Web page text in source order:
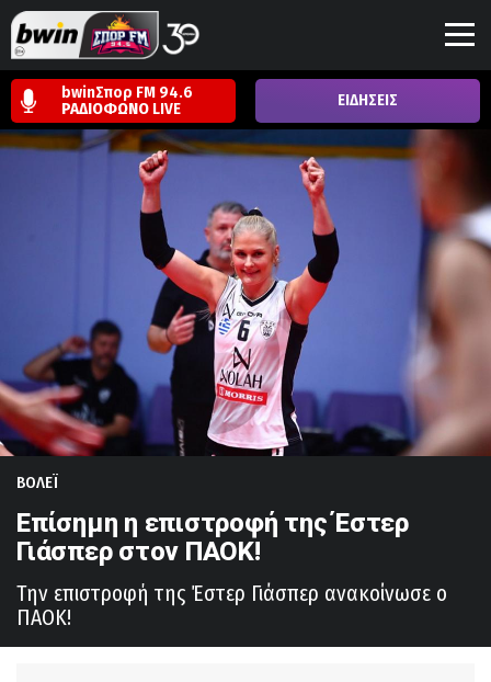
bwinΣπορ FM 94.6
ΡΑΔΙΟΦΩΝΟ LIVE ΕΙΔΗΣΕΙΣ
ΒΟΛΕΪ
Επίσημη η επιστροφή της Έστερ
Γιάσπερ στον ΠΑΟΚ!
Tην επιστροφή της Έστερ Γιάσπερ ανακοίνωσε ο
ΠΑΟΚ!